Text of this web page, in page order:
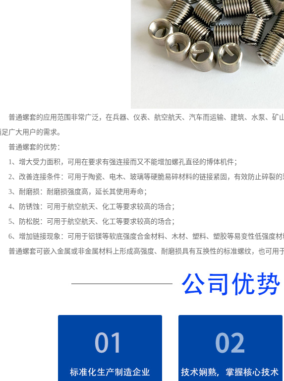
通螺套的应用范围非常广泛，在兵器、仪表、航空航天、汽车而运输、建筑、水泵、矿
足广大用户的需求。
通螺套的优势：
、增大受力面积，可用在要求有强连接而又不能增加螺孔直径的博体机件；
、改善连接条件：可用于陶瓷、电木、玻璃等硬脆易碎材料的链接紧固，有效防止碎裂的
、耐磨损：耐磨损强度高，延长其使用寿命；
、防锈蚀：可用于航空航天、化工等要求较高的场合；
、防松脱：可用于航空航天、化工等要求较高的场合；
、增加链接现象：可用于铝镁等软底强度合金材料、木材、塑料、塑胶等易变性低强度材
通螺套可嵌入金属或非金属材料上形成高强度、耐磨损具有互换性的标准螺纹，也可用于